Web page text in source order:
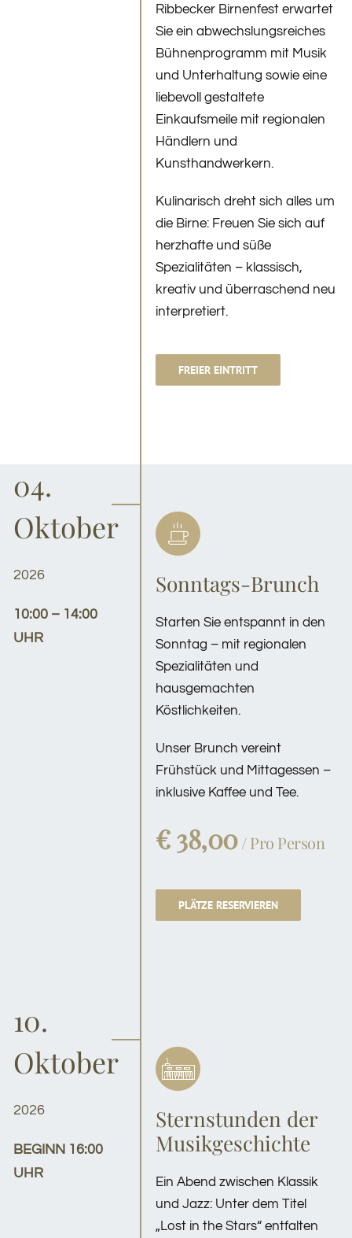
Ribbecker Birnenfest erwartet
Sie ein abwechslungsreiches
Bühnenprogramm mit Musik
und Unterhaltung sowie eine
liebevoll gestaltete
Einkaufsmeile mit regionalen
Händlern und
Kunsthandwerkern.
Kulinarisch dreht sich alles um
die Birne: Freuen Sie sich auf
herzhafte und süße
Spezialitäten – klassisch,
kreativ und überraschend neu
interpretiert.
FREIER EINTRITT
04.
Oktober
2026
10:00 – 14:00
UHR
Sonntags-Brunch
Starten Sie entspannt in den
Sonntag – mit regionalen
Spezialitäten und
hausgemachten
Köstlichkeiten.
Unser Brunch vereint
Frühstück und Mittagessen –
inklusive Kaffee und Tee.
€ 38,00/ Pro Person
PLÄTZE RESERVIEREN
10.
Oktober
2026
BEGINN 16:00
UHR
Sternstunden der
Musikgeschichte
Ein Abend zwischen Klassik
und Jazz: Unter dem Titel
„Lost in the Stars“ entfalten